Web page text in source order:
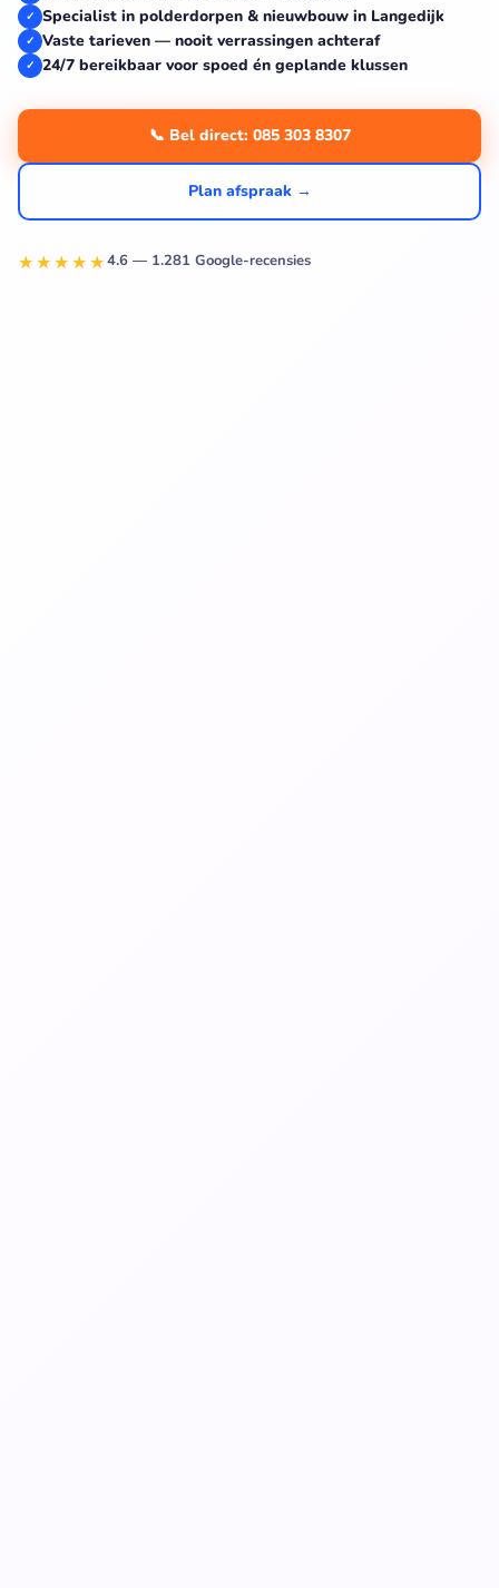
✓ Specialist in polderdorpen & nieuwbouw in Langedijk
✓ Vaste tarieven — nooit verrassingen achteraf
✓ 24/7 bereikbaar voor spoed én geplande klussen
📞 Bel direct: 085 303 8307
Plan afspraak →
★★★★★4.6 — 1.281 Google-recensies